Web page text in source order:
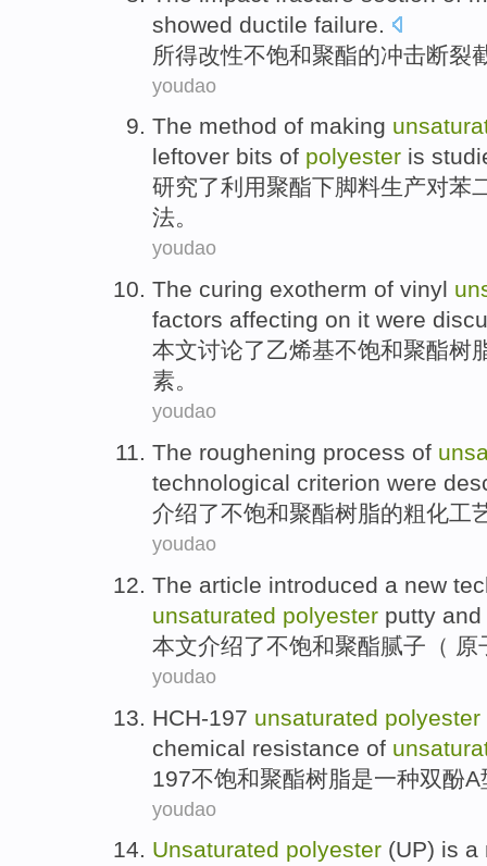
showed ductile failure.
所得改性不饱和聚酯的冲击断裂
youdao
The method of making
leftover bits of polyester is
研究了利用聚酯下脚料生产对苯
法。
youdao
The curing exotherm of vinyl
factors affecting on it were
本文讨论了乙烯基不饱和聚酯树
素。
youdao
The roughening process of
technological criterion were
介绍了不饱和聚酯树脂的粗化工
youdao
The article introduced a new
unsaturated polyester putty and
本文介绍了不饱和聚酯腻子 （
youdao
HCH-197 unsaturated polyester
chemical resistance of
197不饱和聚酯树脂是一种双酚A
youdao
Unsaturated polyester (UP) is